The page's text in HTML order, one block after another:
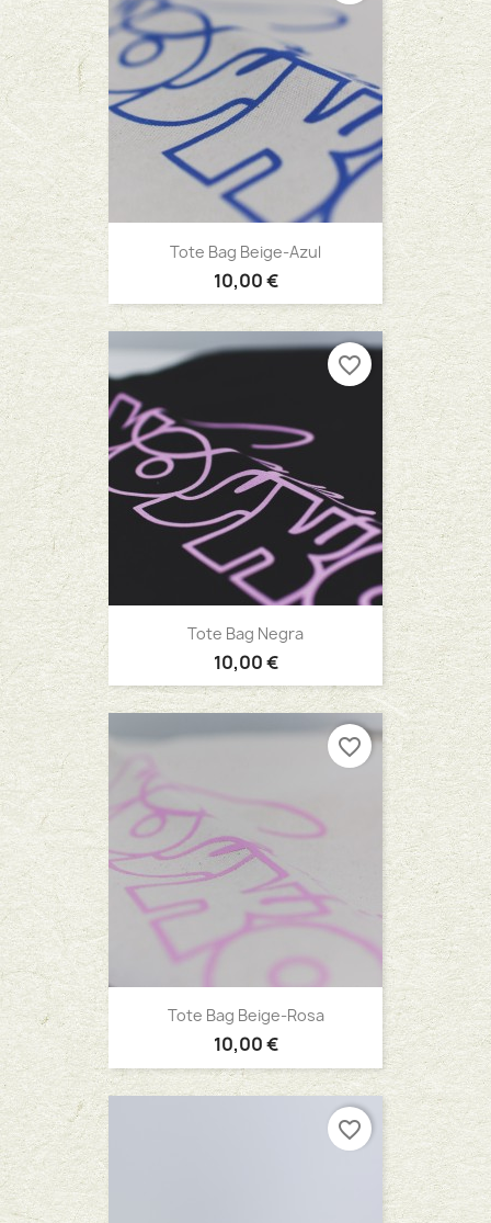
Tote Bag Beige-Azul
10,00 €
Tote Bag Negra
10,00 €
favorite_border
Tote Bag Beige-Rosa
10,00 €
favorite_border
favorite_border